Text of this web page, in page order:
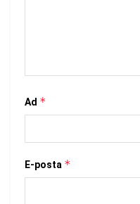
Ad *
E-posta *